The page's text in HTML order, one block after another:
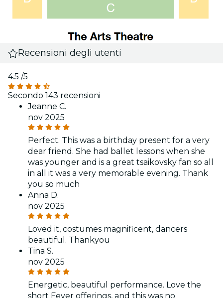
Recensioni degli utenti
4.5 /5
Secondo 143 recensioni
Jeanne C.
nov 2025
Perfect. This was a birthday present for a very
dear friend. She had ballet lessons when she
was younger and is a great tsaikovsky fan so all
in all it was a very memorable evening. Thank
you so much
Anna D.
nov 2025
Loved it, costumes magnificent, dancers
beautiful. Thankyou
Tina S.
nov 2025
Energetic, beautiful performance. Love the
short Fever offerings, and this was no